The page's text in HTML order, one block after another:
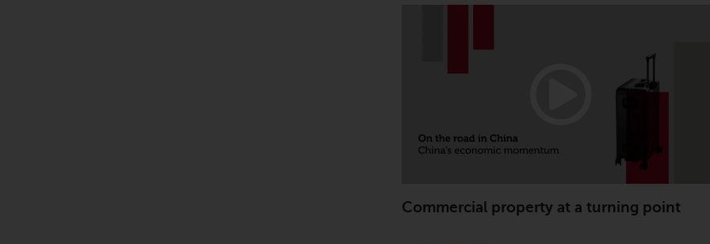
Commercial property at a turning point